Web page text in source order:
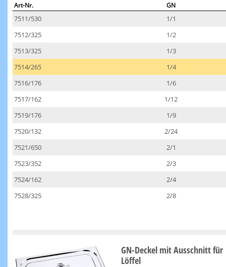
Art-Nr. GN
7511/530
1/1
7512/325
1/2
7513/325
1/3
7514/265
1/4
7516/176
1/6
7517/162
1/12
7519/176
1/9
7520/132
2/24
7521/650
2/1
7523/352
2/3
7524/162
2/4
7528/325
2/8
GN-Deckel mit Ausschnitt für
Löffel